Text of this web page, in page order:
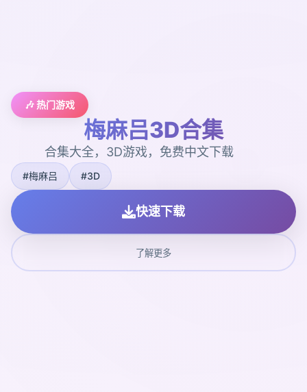
🎶 热门游戏
梅麻吕3D合集
合集大全，3D游戏，免费中文下载
#梅麻吕 #3D
快速下载
了解更多